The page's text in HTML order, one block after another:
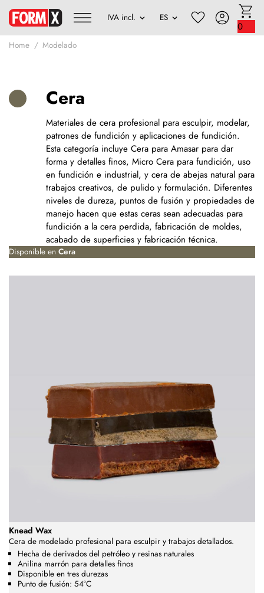
0
Home Modelado
Cera
Materiales de cera profesional para esculpir, modelar,
patrones de fundición y aplicaciones de fundición.
Esta categoría incluye Cera para Amasar para dar
forma y detalles finos, Micro Cera para fundición, uso
en fundición e industrial, y cera de abejas natural para
trabajos creativos, de pulido y formulación. Diferentes
niveles de dureza, puntos de fusión y propiedades de
manejo hacen que estas ceras sean adecuadas para
fundición a la cera perdida, fabricación de moldes,
acabado de superficies y fabricación técnica.
Disponible en Cera
Knead Wax
Cera de modelado profesional para esculpir y trabajos detallados.
Hecha de derivados del petróleo y resinas naturales
Anilina marrón para detalles finos
Disponible en tres durezas
Punto de fusión: 54°C